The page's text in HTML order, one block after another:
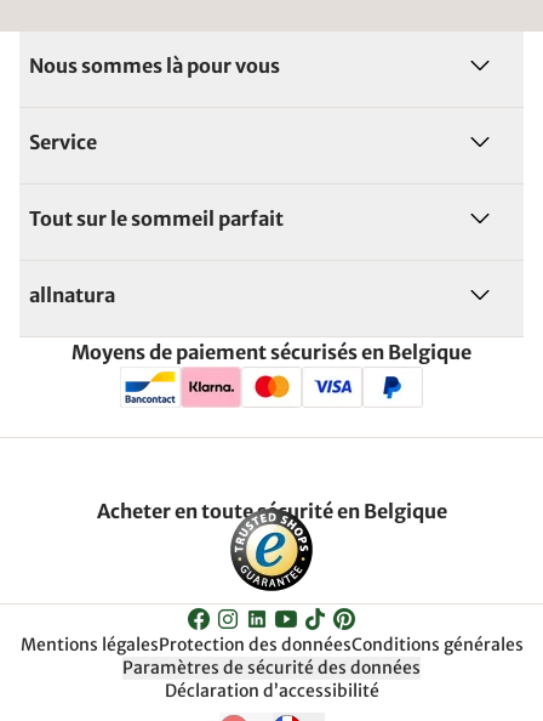
Nous sommes là pour vous
Service
Tout sur le sommeil parfait
allnatura
Moyens de paiement sécurisés en Belgique
Acheter en toute sécurité en Belgique
Mentions légalesProtection des donnéesConditions générales
Paramètres de sécurité des données
Déclaration d’accessibilité